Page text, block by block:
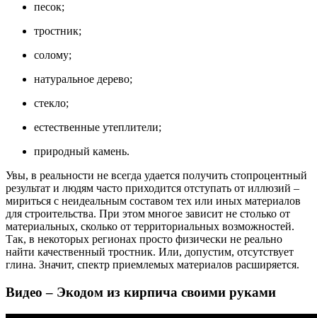
песок;
тростник;
солому;
натуральное дерево;
стекло;
естественные утеплители;
природный камень.
Увы, в реальности не всегда удается получить стопроцентный
результат и людям часто приходится отступать от иллюзий –
мириться с неидеальным составом тех или иных материалов
для строительства. При этом многое зависит не столько от
материальных, сколько от территориальных возможностей.
Так, в некоторых регионах просто физически не реально
найти качественный тростник. Или, допустим, отсутствует
глина. Значит, спектр приемлемых материалов расширяется.
Видео – Экодом из кирпича своими руками